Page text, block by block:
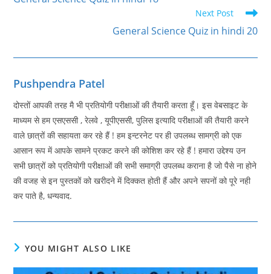
articles
Next Post
General Science Quiz in hindi 20
Pushpendra Patel
दोस्तों आपकी तरह मै भी प्रतियोगी परीक्षाओं की तैयारी करता हूँ। इस वेबसाइट के
माध्यम से हम एसएससी , रेलवे , यूपीएससी, पुलिस इत्यादि परीक्षाओं की तैयारी करने
वाले छात्रों की सहायता कर रहे हैं ! हम इन्टरनेट पर ही उपलब्ध सामग्री को एक
आसान रूप में आपके सामने प्रकट करने की कोशिश कर रहे हैं ! हमारा उद्देश्य उन
सभी छात्रों को प्रतियोगी परीक्षाओं की सभी समाग्री उपलब्ध कराना है जो पैसे ना होने
की वजह से इन पुस्तकों को खरीदने में दिक्कत होती हैं और अपने सपनों को पूरे नही
कर पाते है, धन्यवाद.
YOU MIGHT ALSO LIKE